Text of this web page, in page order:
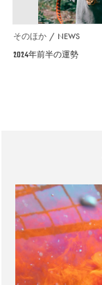
そのほか NEWS
2024年前半の運勢